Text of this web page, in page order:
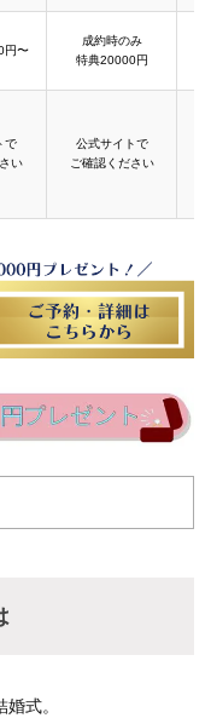
円〜
成約時のみ
特典20000円
で
い
公式サイトで
ご確認ください
式。